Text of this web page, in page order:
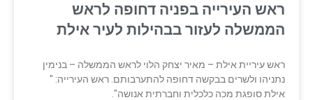
ראש העירייה בפניה דחופה לראש
הממשלה לעזור בבהילות לעיר אילת
ראש עיריית אילת – מאיר יצחק הלוי לראש הממשלה – בנימין
נתניהו ולשרים בבקשה דחופה להתערבותם. ראש העירייה: "
אילת סופגת מכה כלכלית וחברתית אנושה".